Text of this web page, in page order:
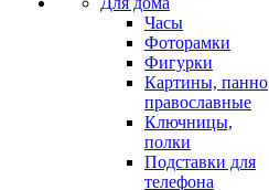
Часы
Фоторамки
Фигурки
Картины, панно
православные
Ключницы,
полки
Подставки для
телефона